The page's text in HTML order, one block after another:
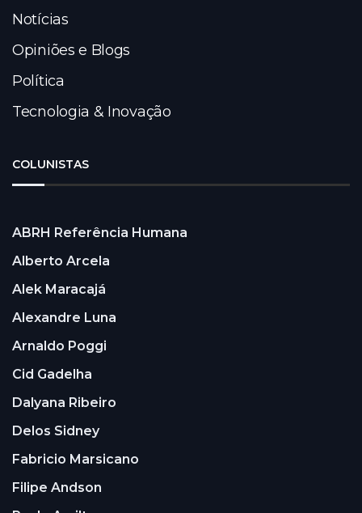
Notícias
Opiniões e Blogs
Política
Tecnologia & Inovação
COLUNISTAS
ABRH Referência Humana
Alberto Arcela
Alek Maracajá
Alexandre Luna
Arnaldo Poggi
Cid Gadelha
Dalyana Ribeiro
Delos Sidney
Fabricio Marsicano
Filipe Andson